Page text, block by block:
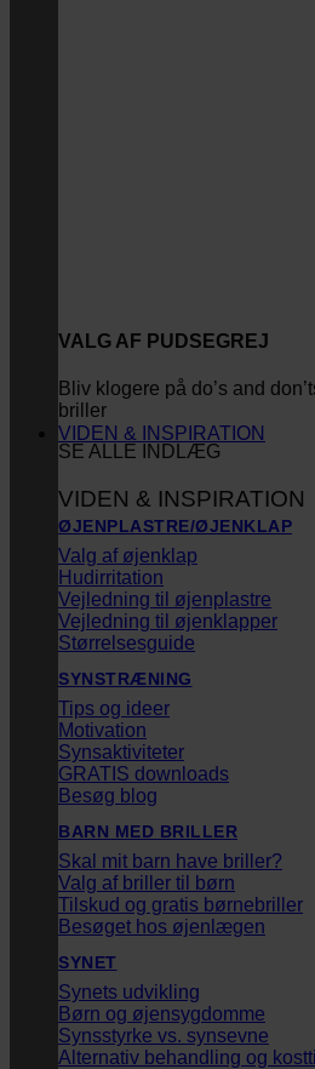
VALG AF PUDSEGREJ
Bliv klogere på do’s and
briller
SE ALLE INDLÆG
VIDEN & INSPIRATION
VIDEN & INSPIRATION
ØJENPLASTRE/ØJENKLAP
Valg af øjenklap
Hudirritation
Vejledning til øjenplastre
Vejledning til øjenklapper
Størrelsesguide
SYNSTRÆNING
Tips og ideer
Motivation
Synsaktiviteter
GRATIS downloads
Besøg blog
BARN MED BRILLER
Skal mit barn have briller?
Valg af briller til børn
Tilskud og gratis børnebriller
Besøget hos øjenlægen
SYNET
Synets udvikling
Børn og øjensygdomme
Synsstyrke vs. synsevne
Alternativ behandling og